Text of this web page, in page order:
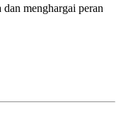
menghargai peran